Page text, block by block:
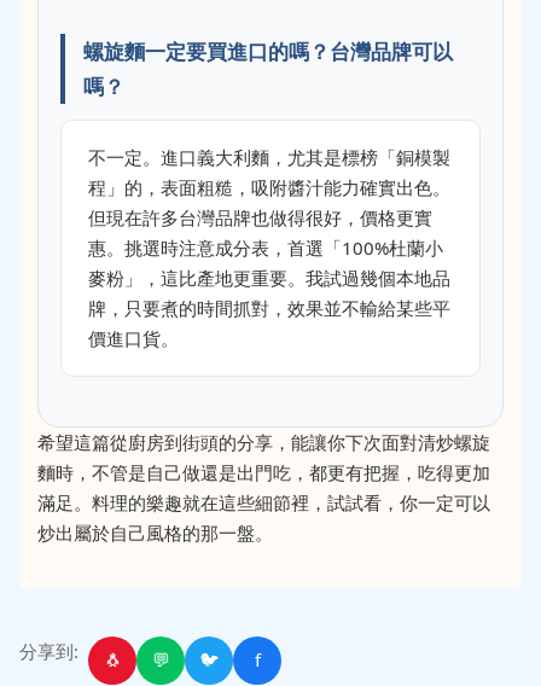
螺旋麵一定要買進口的嗎？台灣品牌可以
嗎？
不一定。進口義大利麵，尤其是標榜「銅模製
程」的，表面粗糙，吸附醬汁能力確實出色。
但現在許多台灣品牌也做得很好，價格更實
惠。挑選時注意成分表，首選「100%杜蘭小
麥粉」，這比產地更重要。我試過幾個本地品
牌，只要煮的時間抓對，效果並不輸給某些平
價進口貨。
希望這篇從廚房到街頭的分享，能讓你下次面對清炒螺旋
麵時，不管是自己做還是出門吃，都更有把握，吃得更加
滿足。料理的樂趣就在這些細節裡，試試看，你一定可以
炒出屬於自己風格的那一盤。
分享到: 🐧 💬 🐦 f